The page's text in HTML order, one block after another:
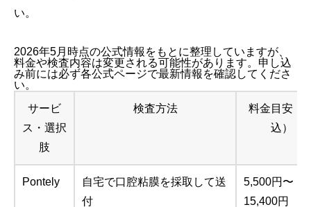
い。
2026年5月時点の公式情報をもとに整理していますが、
料金や検査内容は変更される可能性があります。申し込
み前には必ず各公式ページで最新情報を確認してくださ
い。
サービ
ス・選択
肢
検査方法
料金目安（
込）
Pontely
自宅で口腔粘膜を採取して送
付
5,500円〜
15,400円